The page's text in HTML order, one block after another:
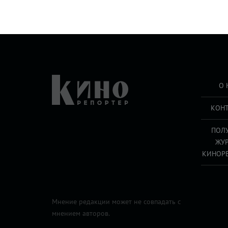
О
Мнение редакции может не совпадать с
мнением авторов.